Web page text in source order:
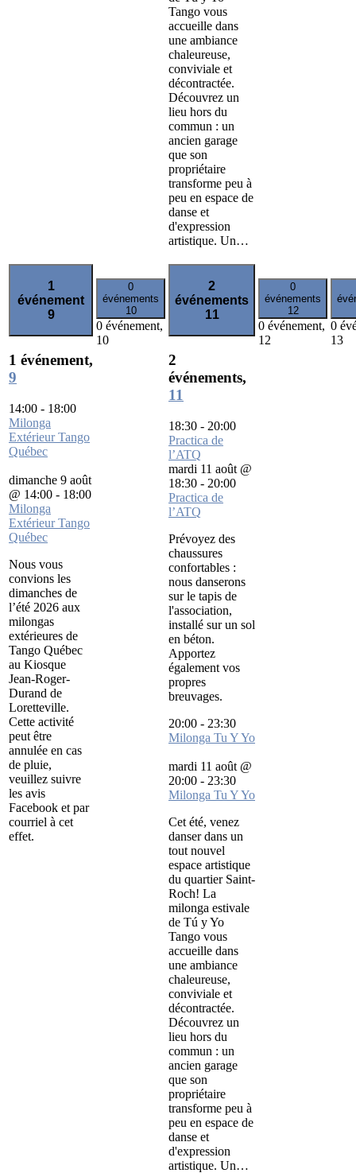
Tango vous
accueille dans
une ambiance
chaleureuse,
conviviale et
décontractée.
Découvrez un
lieu hors du
commun : un
ancien garage
que son
propriétaire
transforme peu à
peu en espace de
danse et
d'expression
artistique. Un…
1
événement
9
1 événement,
9
14:00 - 18:00
Milonga
Extérieur Tango
Québec
dimanche 9 août
@ 14:00 - 18:00
Milonga
Extérieur Tango
Québec
Nous vous
convions les
dimanches de
l’été 2026 aux
milongas
extérieures de
Tango Québec
au Kiosque
Jean-Roger-
Durand de
Loretteville.
Cette activité
peut être
annulée en cas
de pluie,
veuillez suivre
les avis
Facebook et par
courriel à cet
effet.
0
événements
10
0 événement,
10
2
événements
11
2
événements,
11
18:30 - 20:00
Practica de
l’ATQ
mardi 11 août @
18:30 - 20:00
Practica de
l’ATQ
Prévoyez des
chaussures
confortables :
nous danserons
sur le tapis de
l'association,
installé sur un sol
en béton.
Apportez
également vos
propres
breuvages.
20:00 - 23:30
Milonga Tu Y Yo
mardi 11 août @
20:00 - 23:30
Milonga Tu Y Yo
Cet été, venez
danser dans un
tout nouvel
espace artistique
du quartier Saint-
Roch! La
milonga estivale
de Tú y Yo
Tango vous
accueille dans
une ambiance
chaleureuse,
conviviale et
décontractée.
Découvrez un
lieu hors du
commun : un
ancien garage
que son
propriétaire
transforme peu à
peu en espace de
danse et
d'expression
artistique. Un…
0
événements
12
0 événement,
12
0
13